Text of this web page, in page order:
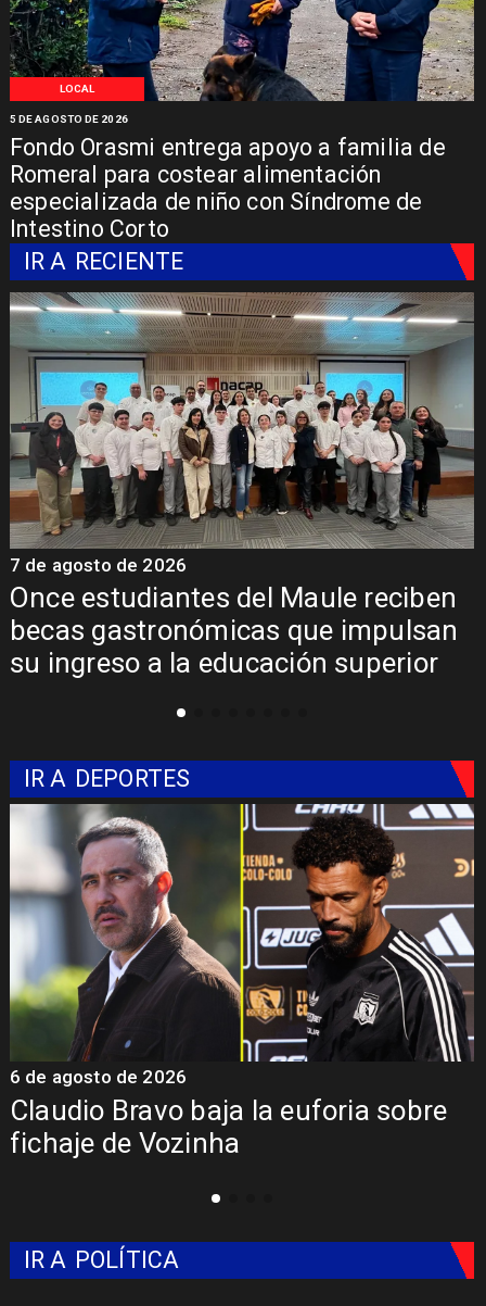
LOCAL
Fondo Orasmi entrega apoyo a familia de
Romeral para costear alimentación
especializada de niño con Síndrome de
Intestino Corto
5 DE AGOSTO DE 2026
IR A RECIENTE
Once estudiantes del Maule reciben
becas gastronómicas que impulsan
su ingreso a la educación superior
7 de agosto de 2026
IR A DEPORTES
Claudio Bravo baja la euforia sobre
fichaje de Vozinha
6 de agosto de 2026
IR A POLÍTICA